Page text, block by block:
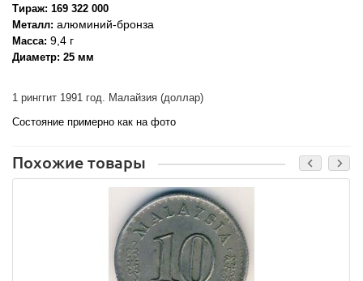
Тираж: 169 322 000
Металл: алюминий-бронза
Масса: 9,4 г
Диаметр: 25 мм
1 ринггит 1991 год. Малайзия (доллар)
Состояние примерно как на фото
Похожие товары